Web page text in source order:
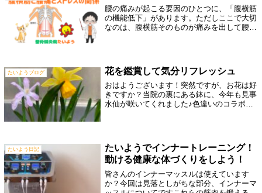
腰の痛みが起こる要因のひとつに、「腹横筋
の機能低下」があります。ただしここで大切
なのは、腹横筋そのものが痛みを出して腰痛
と...
たいようブログ 花を鑑賞して気分リフレッシュ
おはようございます！突然ですが、お花は好
きですか？当院の裏にある鉢に、今年も見事
水仙が咲いてくれました♪色違いのコラボレ
ん...
たいよう日記
たいようでインナートレーニング！
動ける健康な体づくりをしよう！
皆さんのインナーマッスルは使えています
か？今回は見落としがちな部分、インナーマ